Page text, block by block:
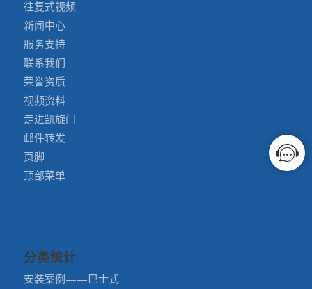
往复式视频
新闻中心
服务支持
联系我们
荣誉资质
视频资料
走进凯旋门
邮件转发
页脚
顶部菜单
分类统计
安装案例——巴士式